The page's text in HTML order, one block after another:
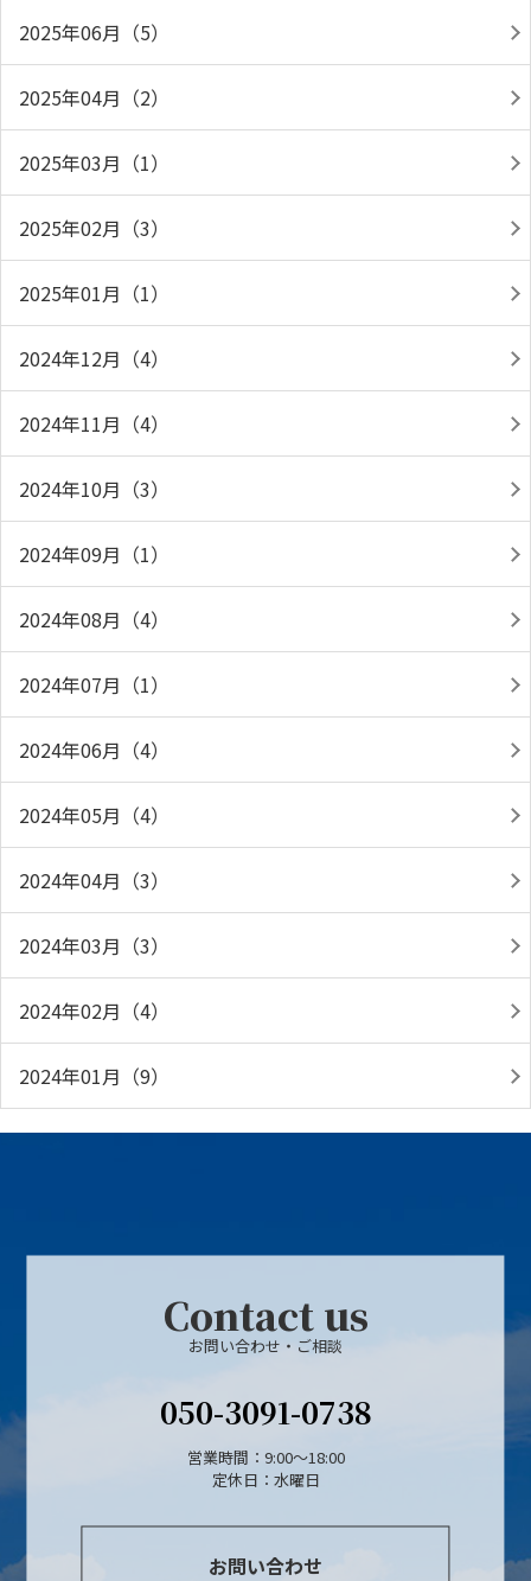
2025年06月（5）
2025年04月（2）
2025年03月（1）
2025年02月（3）
2025年01月（1）
2024年12月（4）
2024年11月（4）
2024年10月（3）
2024年09月（1）
2024年08月（4）
2024年07月（1）
2024年06月（4）
2024年05月（4）
2024年04月（3）
2024年03月（3）
2024年02月（4）
2024年01月（9）
Contact us
お問い合わせ・ご相談
050-3091-0738
営業時間：9:00～18:00
定休日：水曜日
お問い合わせ